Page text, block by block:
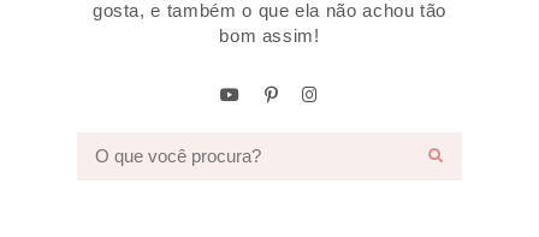
gosta, e também o que ela não achou tão
bom assim!